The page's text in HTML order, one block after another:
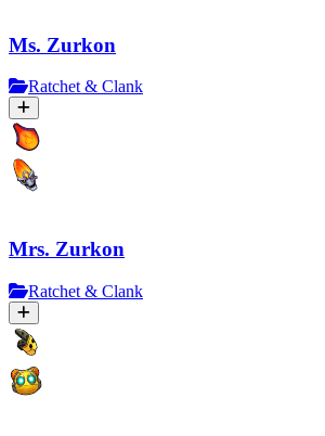
Ms. Zurkon
Ratchet & Clank
Mrs. Zurkon
Ratchet & Clank